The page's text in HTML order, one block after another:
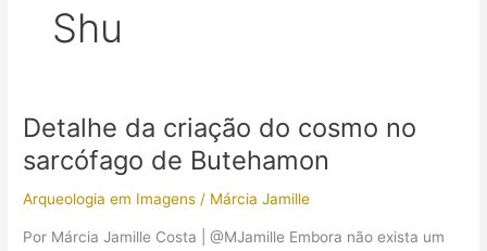
Shu
Detalhe da criação do cosmo no
sarcófago de Butehamon
Arqueologia em Imagens / Márcia Jamille
Por Márcia Jamille Costa | @MJamille Embora não exista um